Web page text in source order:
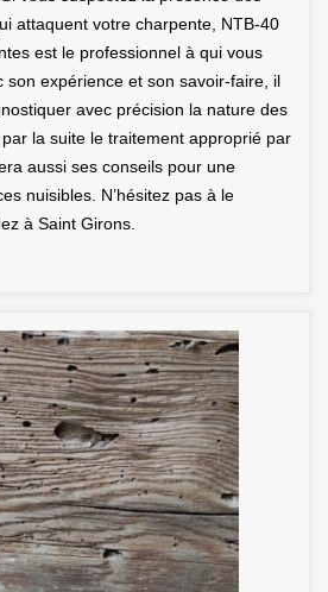
attaquent votre charpente, NTB-40
est le professionnel à qui vous
son expérience et son savoir-faire, il
avec précision la nature des
la suite le traitement approprié par
aussi ses conseils pour une
nuisibles. N’hésitez pas à le
à Saint Girons.